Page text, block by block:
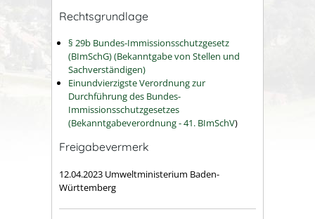
Rechtsgrundlage
§ 29b Bundes-Immissionsschutzgesetz
(BImSchG) (Bekanntgabe von Stellen und
Sachverständigen)
Einundvierzigste Verordnung zur
Durchführung des Bundes-
Immissionsschutzgesetzes
(Bekanntgabeverordnung - 41. BImSchV)
Freigabevermerk
12.04.2023 Umweltministerium Baden-
Württemberg